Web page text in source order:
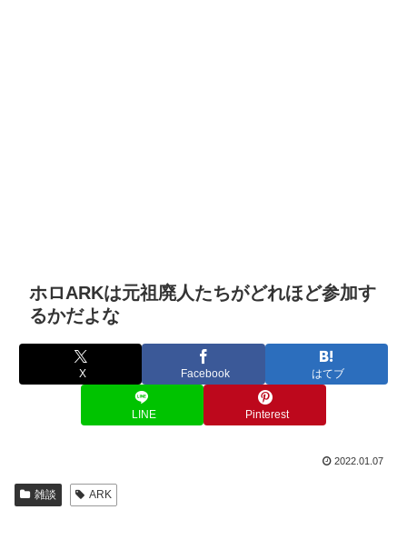
ホロARKは元祖廃人たちがどれほど参加す
るかだよな
X Facebook はてブ
LINE Pinterest
2022.01.07
雑談 ARK